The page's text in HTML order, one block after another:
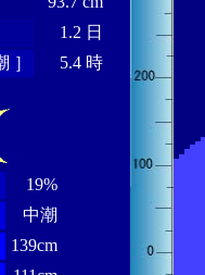
1.2 日
］
5.4 時
19%
中潮
139cm